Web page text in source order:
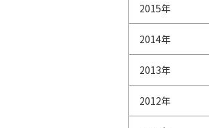
2015年
2014年
2013年
2012年